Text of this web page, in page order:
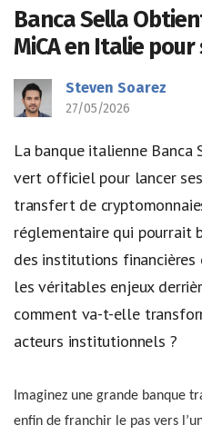
Banca Sella
MiCA en Italie
Steven Soarez
27/05/2026
La banque italienne
vert officiel pour lancer
transfert de
réglementaire qui pourrait
des institutions financières
les véritables enjeux
comment va-t-elle
acteurs institutionnels ?
Imaginez une grande banque
enfin de franchir le pas vers